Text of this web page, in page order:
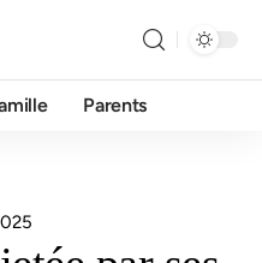
Parents